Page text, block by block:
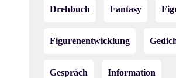
Drehbuch Fantasy
Figurenentwicklung
Gespräch Information